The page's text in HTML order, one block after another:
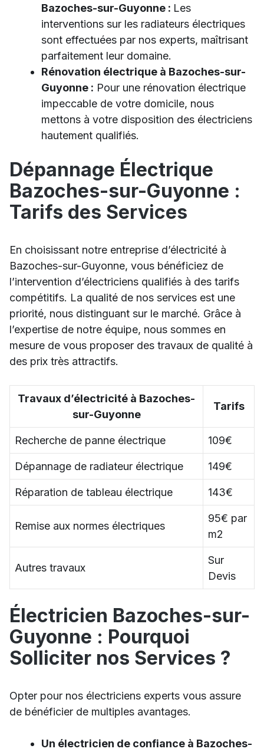
Bazoches-sur-Guyonne : Les
interventions sur les radiateurs électriques
sont effectuées par nos experts, maîtrisant
parfaitement leur domaine.
Rénovation électrique à Bazoches-sur-
Guyonne : Pour une rénovation électrique
impeccable de votre domicile, nous
mettons à votre disposition des électriciens
hautement qualifiés.
Dépannage Électrique
Bazoches-sur-Guyonne :
Tarifs des Services
En choisissant notre entreprise d’électricité à
Bazoches-sur-Guyonne, vous bénéficiez de
l’intervention d’électriciens qualifiés à des tarifs
compétitifs. La qualité de nos services est une
priorité, nous distinguant sur le marché. Grâce à
l’expertise de notre équipe, nous sommes en
mesure de vous proposer des travaux de qualité à
des prix très attractifs.
Travaux d’électricité à Bazoches-
sur-Guyonne
Tarifs
Recherche de panne électrique 109€
Dépannage de radiateur électrique 149€
Réparation de tableau électrique 143€
Remise aux normes électriques
95€ par
m2
Autres travaux
Sur
Devis
Électricien Bazoches-sur-
Guyonne : Pourquoi
Solliciter nos Services ?
Opter pour nos électriciens experts vous assure
de bénéficier de multiples avantages.
Un électricien de confiance à Bazoches-